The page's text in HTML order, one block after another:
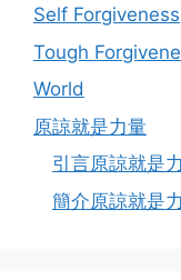
Self Forgiveness
Tough
World
原諒就是力量
引言原諒就是
簡介原諒就是